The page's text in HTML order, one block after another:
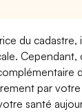
du cadastre,
Cependant,
par
santé